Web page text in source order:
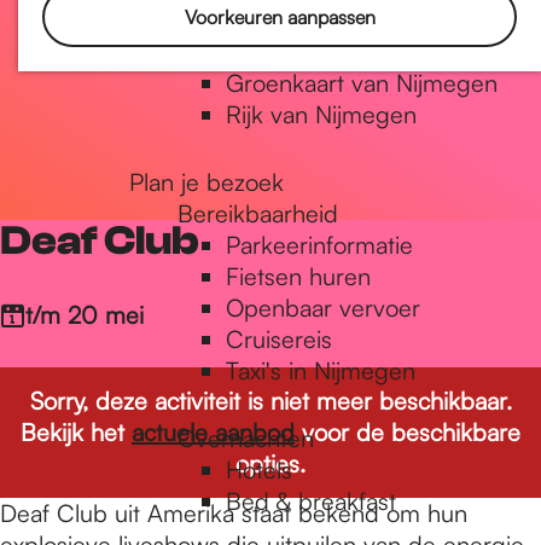
Voorkeuren aanpassen
Natuur in Nijmegen
Groenkaart van Nijmegen
Rijk van Nijmegen
Plan je bezoek
Bereikbaarheid
Parkeerinformatie
Fietsen huren
Openbaar vervoer
Cruisereis
Taxi's in Nijmegen
Overnachten
Hotels
Bed & breakfast
Deaf Club
t/m 20 mei
Sorry, deze activiteit is niet meer beschikbaar.
Bekijk het actuele aanbodvoor de beschikbare
opties.
Deaf Club uit Amerika staat bekend om hun